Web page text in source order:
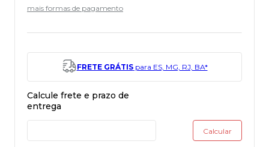
mais formas de pagamento
FRETE GRÁTISpara ES, MG, RJ, BA*